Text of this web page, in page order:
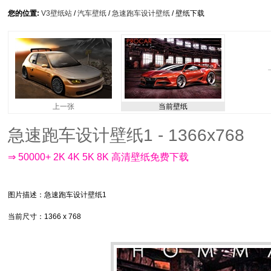
您的位置: V3壁纸站 /汽车壁纸 /急速跑车设计壁纸 / 壁纸下载
上一张 当前壁纸
急速跑车设计壁纸1 - 1366x768
⇒ 50000+ 2K 4K 5K 8K 高清壁纸免费下载
图片描述 ：急速跑车设计壁纸1
当前尺寸 ：1366 x 768